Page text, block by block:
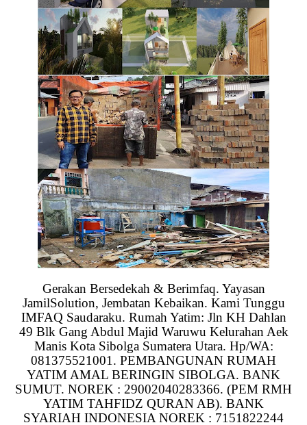
Gerakan Bersedekah & Berimfaq. Yayasan
JamilSolution, Jembatan Kebaikan. Kami Tunggu
IMFAQ Saudaraku. Rumah Yatim: Jln KH Dahlan
49 Blk Gang Abdul Majid Waruwu Kelurahan Aek
Manis Kota Sibolga Sumatera Utara. Hp/WA:
081375521001. PEMBANGUNAN RUMAH
YATIM AMAL BERINGIN SIBOLGA. BANK
SUMUT. NOREK : 29002040283366. (PEM RMH
YATIM TAHFIDZ QURAN AB). BANK
SYARIAH INDONESIA NOREK : 7151822244